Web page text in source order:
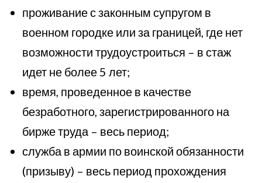
проживание с законным супругом в
военном городке или за границей, где нет
возможности трудоустроиться – в стаж
идет не более 5 лет;
время, проведенное в качестве
безработного, зарегистрированного на
бирже труда – весь период;
служба в армии по воинской обязанности
(призыву) – весь период прохождения